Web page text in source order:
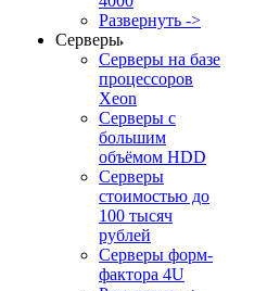
Развернуть ->
Серверы
Серверы на базе
процессоров
Xeon
Серверы с
большим
объёмом HDD
Серверы
стоимостью до
100 тысяч
рублей
Серверы форм-
фактора 4U